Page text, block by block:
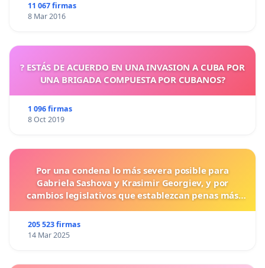
11 067 firmas
8 Mar 2016
? ESTÁS DE ACUERDO EN UNA INVASION A CUBA POR
UNA BRIGADA COMPUESTA POR CUBANOS?
1 096 firmas
8 Oct 2019
Por una condena lo más severa posible para
Gabriela Sashova y Krasimir Georgiev, y por
cambios legislativos que establezcan penas más
205 523 firmas
14 Mar 2025